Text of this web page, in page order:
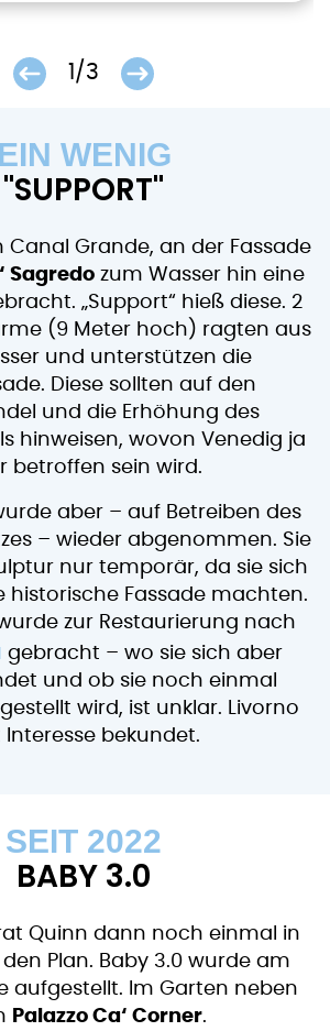
1/3
EIN WENIG
"SUPPORT"
Canal Grande, an der Fassade
Sagredo zum Wasser hin eine
„Support“ hieß diese. 2
(9 Meter hoch) ragten aus
und unterstützen die
Diese sollten auf den
und die Erhöhung des
hinweisen, wovon Venedig ja
betroffen sein wird.
aber – auf Betreiben des
– wieder abgenommen. Sie
nur temporär, da sie sich
historische Fassade machten.
zur Restaurierung nach
gebracht – wo sie sich aber
und ob sie noch einmal
wird, ist unklar. Livorno
Interesse bekundet.
SEIT 2022
BABY 3.0
Quinn dann noch einmal in
Plan. Baby 3.0 wurde am
aufgestellt. Im Garten neben
Palazzo Ca‘ Corner.